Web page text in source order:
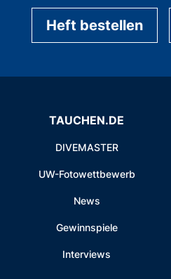
Heft bestellen
TAUCHEN.DE
DIVEMASTER
UW-Fotowettbewerb
News
Gewinnspiele
Interviews